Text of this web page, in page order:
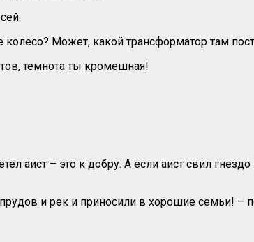
колесо? Может, какой трансформатор там
темнота ты кромешная!
аист – это к добру. А если аист свил
и рек и приносили в хорошие семьи! –